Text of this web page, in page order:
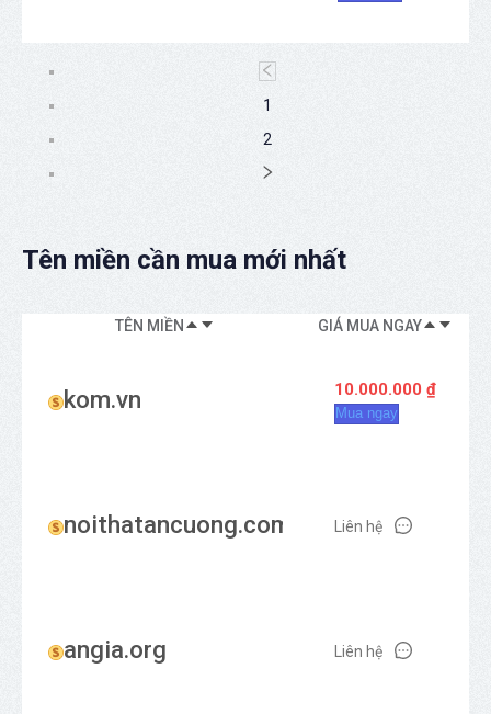
1
2
Tên miền cần mua mới nhất
TÊN MIỀN GIÁ MUA NGAY
kom.vn 10.000.000 ₫
Mua ngay
noithatancuong.com Liên hệ
angia.org Liên hệ